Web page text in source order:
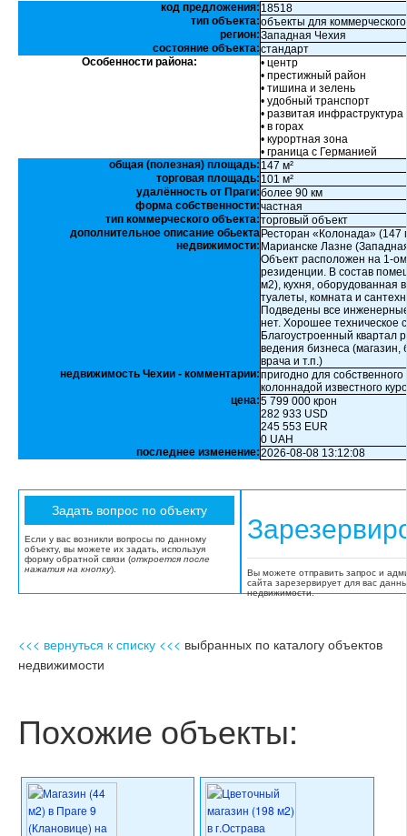
код предложения: 18518
тип объекта:объекты для
регион:Западная Чехия
состояние объекта:стандарт
Особенности района:
• центр
• престижный район
• тишина и зелень
• удобный транспорт
• развитая инфраструктура
• в горах
• курортная зона
• граница с Германией
общая (полезная) площадь: 147 м²
торговая площадь: 101 м²
удалённость от Праги:более 90 км
форма собственности:частная
тип коммерческого объекта:торговый объект
дополнительное описание обьекта
недвижимости:
Ресторан «Колонада» (147
Марианске Лазне
Объект расположен на 1-
резиденции. В состав
м2), кухня, оборудованная
туалеты, комната и
Подведены все
нет. Хорошее техническое
Благоустроенный квартал
ведения бизнеса (магазин,
врача и т.п.)
недвижимость Чехии - комментарии:пригодно для
колоннадой известного
цена:5 799 000 крон
282 933 USD
245 553 EUR
0 UAH
последнее изменение:2026-08-08 13:12:08
Если у вас возникли вопросы по данному
объекту, вы можете их задать, используя
форму обратной связи (откроется после
нажатия на кнопку).
Вы можете отправить запрос и
сайта зарезервирует для вас
недвижимости.
<<< вернуться к списку <<< выбранных по каталогу объектов
недвижимости
Похожие объекты: